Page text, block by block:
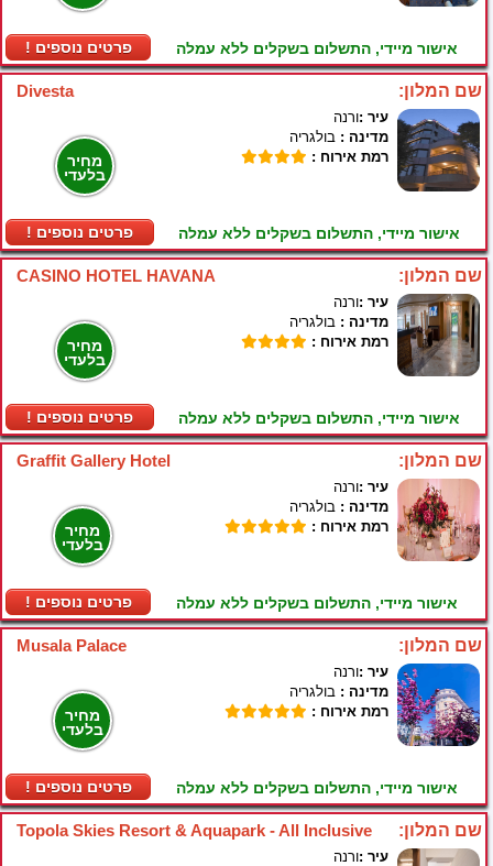
! פרטים נוספים אישור מיידי, התשלום בשקלים ללא עמלה
Divesta שם המלון:
מחיר
בלעדי
! פרטים נוספים
עיר :ורנה
מדינה : בולגריה
רמת אירוח :
אישור מיידי, התשלום בשקלים ללא עמלה
CASINO HOTEL HAVANA שם המלון:
מחיר
בלעדי
! פרטים נוספים
עיר :ורנה
מדינה : בולגריה
רמת אירוח :
אישור מיידי, התשלום בשקלים ללא עמלה
Graffit Gallery Hotel שם המלון:
מחיר
בלעדי
! פרטים נוספים
עיר :ורנה
מדינה : בולגריה
רמת אירוח :
אישור מיידי, התשלום בשקלים ללא עמלה
Musala Palace שם המלון:
מחיר
בלעדי
! פרטים נוספים
עיר :ורנה
מדינה : בולגריה
רמת אירוח :
אישור מיידי, התשלום בשקלים ללא עמלה
Topola Skies Resort & Aquapark - All Inclusive שם המלון:
עיר :ורנה